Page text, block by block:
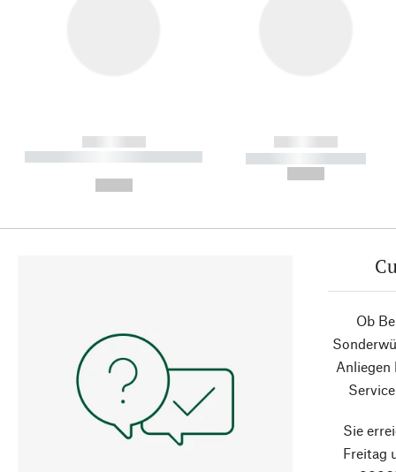
------------
----------- ----------- ----------
------------
----------- -----------
Ob
Anliegen
Sie
Freitag